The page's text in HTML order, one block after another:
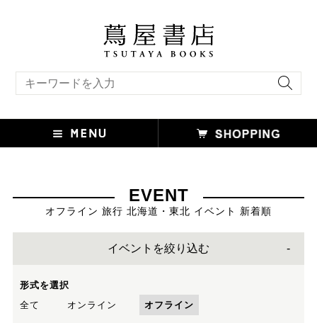
EVENT
オフライン 旅行 北海道・東北 イベント 新着順
イベントを絞り込む
形式を選択
全て
オンライン オフライン